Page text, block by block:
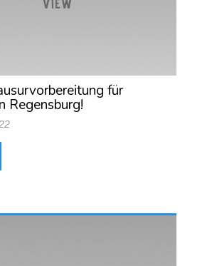
für
Regensburg!